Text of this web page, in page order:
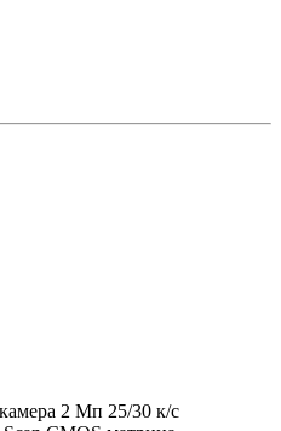
2 Мп 25/30 к/с